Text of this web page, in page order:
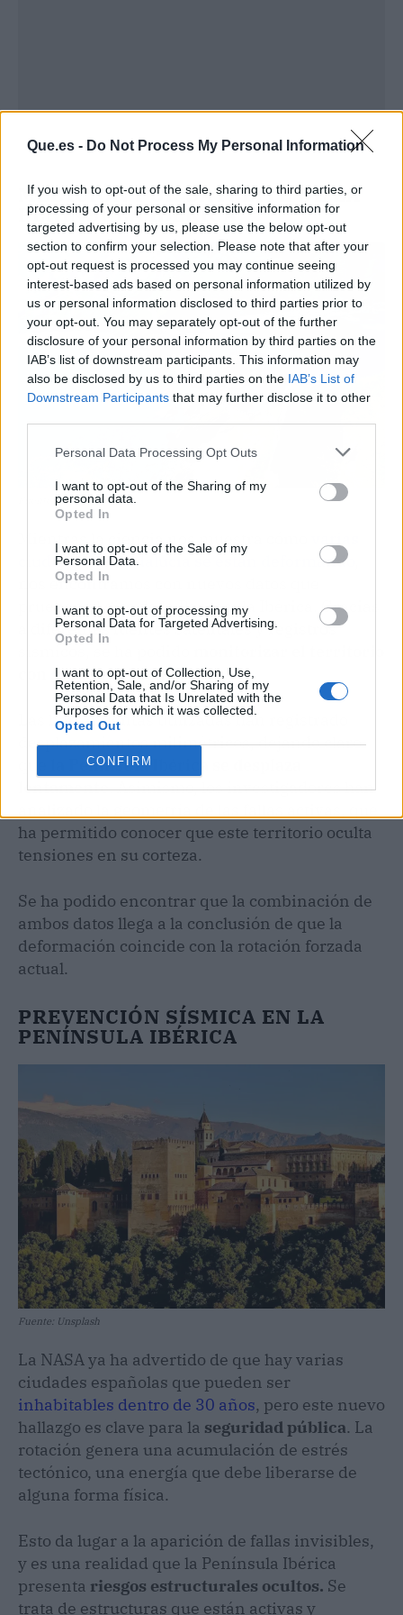
Que.es - Do Not Process My Personal Information
If you wish to opt-out of the sale, sharing to third parties, or
processing of your personal or sensitive information for
targeted advertising by us, please use the below opt-out
section to confirm your selection. Please note that after your
opt-out request is processed you may continue seeing
interest-based ads based on personal information utilized by
us or personal information disclosed to third parties prior to
your opt-out. You may separately opt-out of the further
disclosure of your personal information by third parties on the
IAB’s list of downstream participants. This information may
also be disclosed by us to third parties on the IAB’s List of
Downstream Participants that may further disclose it to other
Personal Data Processing Opt Outs
I want to opt-out of the Sharing of my
personal data.
Opted In
I want to opt-out of the Sale of my
Personal Data.
Opted In
I want to opt-out of processing my
Personal Data for Targeted Advertising.
Opted In
I want to opt-out of Collection, Use,
Retention, Sale, and/or Sharing of my
Personal Data that Is Unrelated with the
Purposes for which it was collected.
Opted Out
CONFIRM
MEDICIÓN POR SATÉLITE DE LA
PENÍNSULA IBÉRICA
Fuente: Unsplash
ciudades de Andalucía se están deformando
nos encontramos con nuevos datos que
prueban el giro de la Península Ibérica. Gracias
a diferentes fuentes satelitales y registros
sísmicos, se ha podido
con gran precisión.
Las herramientas utilizadas han registrado
desplazamientos milimétricos, dejando claro
la Península Ibérica se desplaza
lentamente. Asimismo, los investigadores han
ha permitido conocer que este territorio oculta
tensiones en su corteza.
Se ha podido encontrar que la combinación de
ambos datos llega a la conclusión de que la
deformación coincide con la rotación forzada
actual.
PREVENCIÓN SÍSMICA EN LA
PENÍNSULA IBÉRICA
Fuente: Unsplash
La NASA ya ha advertido de que hay varias
ciudades españolas que pueden ser
inhabitables dentro de 30 años, pero este nuevo
hallazgo es clave para la seguridad pública. La
rotación genera una acumulación de estrés
tectónico, una energía que debe liberarse de
alguna forma física.
Esto da lugar a la aparición de fallas invisibles,
y es una realidad que la Península Ibérica
presenta riesgos estructurales ocultos. Se
trata de estructuras que están activas y